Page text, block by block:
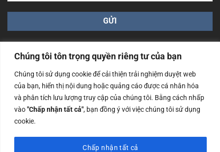
Chúng tôi tôn trọng quyền riêng tư của bạn
Chúng tôi sử dụng cookie để cải thiện trải nghiệm duyệt web
của bạn, hiển thị nội dung hoặc quảng cáo được cá nhân hóa
và phân tích lưu lượng truy cập của chúng tôi. Bằng cách nhấp
vào"Chấp nhận tất cả", bạn đồng ý với việc chúng tôi sử dụng
cookie.
Chấp nhận tất cả
Công ty TNHH Nam Bình Xương - Số ĐKKD: 0108783483
cấp ngày 14/06/2019 bởi Sở Kế Hoạch và Đầu Tư Tp. Hà
Nội
Copyrights @2023 Nam Binh Xuong. All Rights Reserved